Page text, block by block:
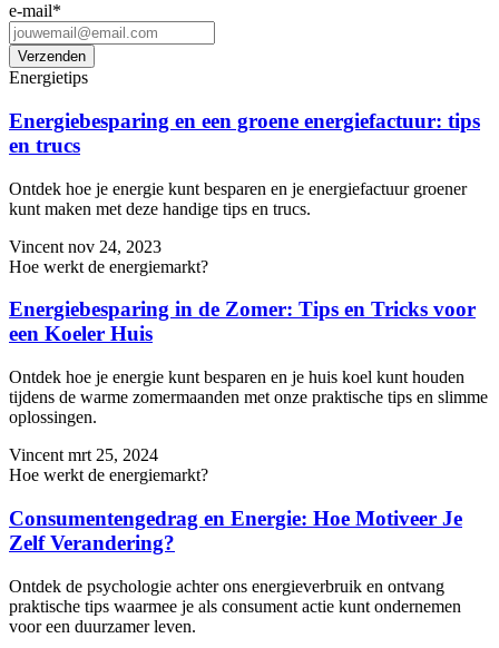
e-mail*
Energietips
Energiebesparing en een groene energiefactuur: tips
en trucs
Ontdek hoe je energie kunt besparen en je energiefactuur groener
kunt maken met deze handige tips en trucs.
Vincent nov 24, 2023
Hoe werkt de energiemarkt?
Energiebesparing in de Zomer: Tips en Tricks voor
een Koeler Huis
Ontdek hoe je energie kunt besparen en je huis koel kunt houden
tijdens de warme zomermaanden met onze praktische tips en slimme
oplossingen.
Vincent mrt 25, 2024
Hoe werkt de energiemarkt?
Consumentengedrag en Energie: Hoe Motiveer Je
Zelf Verandering?
Ontdek de psychologie achter ons energieverbruik en ontvang
praktische tips waarmee je als consument actie kunt ondernemen
voor een duurzamer leven.